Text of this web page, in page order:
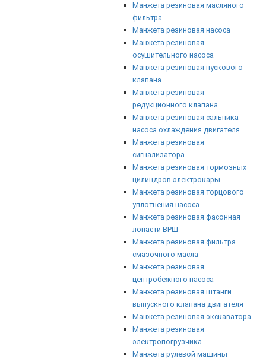
Манжета резиновая масляного
фильтра
Манжета резиновая насоса
Манжета резиновая
осушительного насоса
Манжета резиновая пускового
клапана
Манжета резиновая
редукционного клапана
Манжета резиновая сальника
насоса охлаждения двигателя
Манжета резиновая
сигнализатора
Манжета резиновая тормозных
цилиндров электрокары
Манжета резиновая торцового
уплотнения насоса
Манжета резиновая фасонная
лопасти ВРШ
Манжета резиновая фильтра
смазочного масла
Манжета резиновая
центробежного насоса
Манжета резиновая штанги
выпускного клапана двигателя
Манжета резиновая экскаватора
Манжета резиновая
электропогрузчика
Манжета рулевой машины